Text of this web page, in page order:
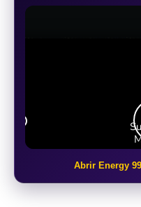
Abrir Energy